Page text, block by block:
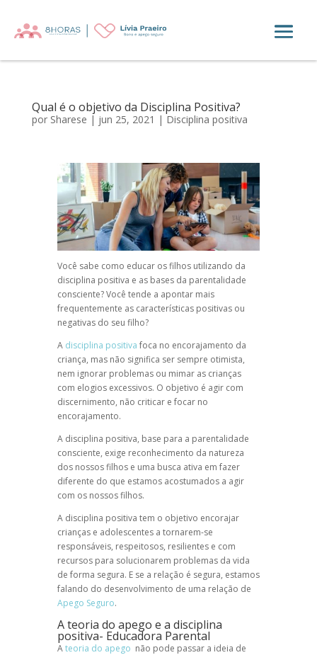
Qual é o objetivo da Disciplina Positiva?
por Sharese | jun 25, 2021 | Disciplina positiva
Você sabe como educar os filhos utilizando da
disciplina positiva e as bases da parentalidade
consciente? Você tende a apontar mais
frequentemente as características positivas ou
negativas do seu filho?
A disciplina positiva foca no encorajamento da
criança, mas não significa ser sempre otimista,
nem ignorar problemas ou mimar as crianças
com elogios excessivos. O objetivo é agir com
discernimento, não criticar e focar no
encorajamento.
A disciplina positiva, base para a parentalidade
consciente, exige reconhecimento da natureza
dos nossos filhos e uma busca ativa em fazer
diferente do que estamos acostumados a agir
com os nossos filhos.
A disciplina positiva tem o objetivo encorajar
crianças e adolescentes a tornarem-se
responsáveis, respeitosos, resilientes e com
recursos para solucionarem problemas da vida
de forma segura. E se a relação é segura, estamos
falando do desenvolvimento de uma relação de
Apego Seguro.
A teoria do apego e a disciplina
positiva- Educadora Parental
Ateoria do apego não pode passar a ideia de